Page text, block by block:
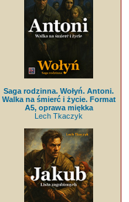
Saga rodzinna. Wołyń. Antoni.
Walka na śmierć i życie. Format
A5, oprawa miękka
Lech Tkaczyk